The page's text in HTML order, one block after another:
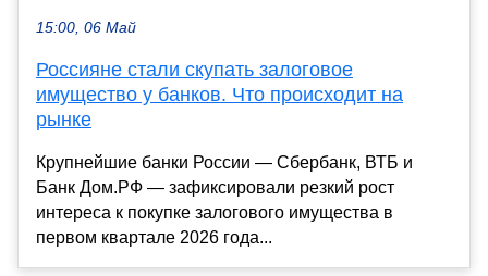
15:00, 06 Май
Россияне стали скупать залоговое
имущество у банков. Что происходит на
рынке
Крупнейшие банки России — Сбербанк, ВТБ и
Банк Дом.РФ — зафиксировали резкий рост
интереса к покупке залогового имущества в
первом квартале 2026 года...